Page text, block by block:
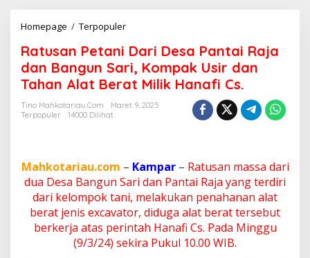
Homepage / Terpopuler
u
s
a
n
D
a
r
i
D
e
Ratusan Petani Dari Desa Pantai Raja
dan Bangun Sari, Kompak Usir dan
Tahan Alat Berat Milik Hanafi Cs.
Tino Mahkotariau.com
Maret 9, 2025
Terpopuler
14000 Dilihat
Mahkotariau.com – Kampar– Ratusan massa dari
dua Desa Bangun Sari dan Pantai Raja yang terdiri
dari kelompok tani, melakukan penahanan alat
berat jenis excavator, diduga alat berat tersebut
berkerja atas perintah Hanafi Cs. Pada Minggu
(9/3/24) sekira Pukul 10.00 WIB.